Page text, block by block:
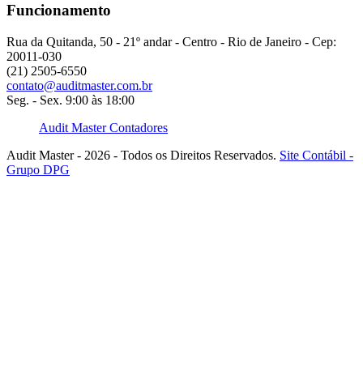
Funcionamento
Rua da Quitanda, 50 - 21º andar - Centro - Rio de Janeiro - Cep:
20011-030
(21) 2505-6550
contato@auditmaster.com.br
Seg. - Sex. 9:00 às 18:00
Audit Master Contadores
Audit Master - 2026 - Todos os Direitos Reservados. Site Contábil -
Grupo DPG